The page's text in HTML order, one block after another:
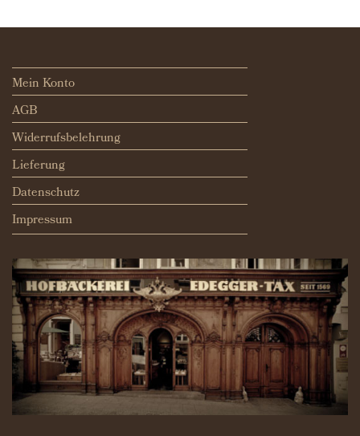
Mein Konto
AGB
Widerrufsbelehrung
Lieferung
Datenschutz
Impressum